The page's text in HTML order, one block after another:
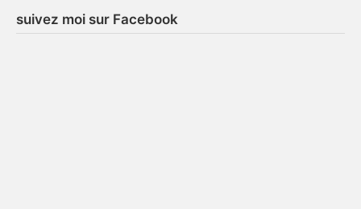
suivez moi sur Facebook